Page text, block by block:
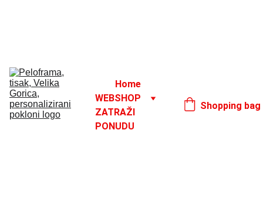
Home
WEBSHOP
ZATRAŽI
PONUDU
Shopping bag